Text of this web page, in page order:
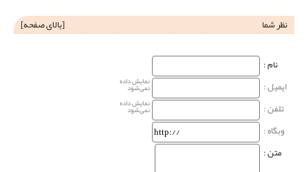
نظر شما [بالای صفحه]
نام‌ :
ایمیل :
نمایش داده
نمی‌شود
تلفن : نمایش داده
نمی‌شود
وبگاه‌ :
متن :